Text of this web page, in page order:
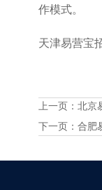
作模式。
天津易营宝
上一页： 北京
下一页： 合肥